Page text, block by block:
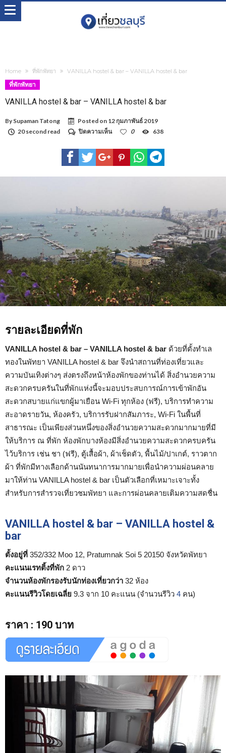
Home ที่พักพัทยา VANILLA hostel & bar – VANILLA hostel & bar
ที่พักพัทยา
VANILLA hostel & bar – VANILLA hostel & bar
By Supaman Tatong Posted on 12 กุมภาพันธ์ 2019
20 second read
ปิดความเห็นบน
hostel
bar
0 638
รายละเอียดที่พัก
VANILLA hostel & bar – VANILLA hostel & bar ด้วยที่ตั้งทำเล
ทองในพัทยา VANILLA hostel & bar จึงนำสถานที่ท่องเที่ยวและ
ความบันเทิงต่างๆ ส่งตรงถึงหน้าห้องพักของท่านได้ สิ่งอำนวยความ
สะดวกครบครันในที่พักแห่งนี้จะมอบประสบการณ์การเข้าพักอัน
สะดวกสบายแก่แขกผู้มาเยือน Wi-Fi ทุกห้อง (ฟรี), บริการทำความ
สะอาดรายวัน, ห้องครัว, บริการรับฝากสัมภาระ, Wi-Fi ในพื้นที่
สาธารณะ เป็นเพียงส่วนหนึ่งของสิ่งอำนวยความสะดวกมากมายที่มี
ให้บริการ ณ ที่พัก ห้องพักบางห้องมีสิ่งอำนวยความสะดวกครบครัน
ไว้บริการ เช่น ชา (ฟรี), ตู้เสื้อผ้า, ผ้าเช็ดตัว, พื้นไม้/ปาเกต์, ราวตาก
ผ้า ที่พักมีทางเลือกด้านนันทนาการมากมายเพื่อนำความผ่อนคลาย
มาให้ท่าน VANILLA hostel & bar เป็นตัวเลือกที่เหมาะเจาะทั้ง
สำหรับการสำรวจเที่ยวชมพัทยา และการผ่อนคลายเติมความสดชื่น
VANILLA hostel & bar – VANILLA hostel &
bar
ตั้งอยู่ที่ 352/332 Moo 12, Pratumnak Soi 5 20150 จังหวัดพัทยา
คะแนนเรทติ้งที่พัก 2 ดาว
จำนวนห้องพักรองรับนักท่องเที่ยวกว่า 32 ห้อง
คะแนนรีวิวโดยเฉลี่ย 9.3 จาก 10 คะแนน (จำนวนรีวิว 4 คน)
ราคา : 190 บาท